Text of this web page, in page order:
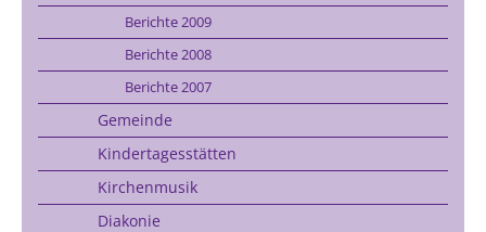
Berichte 2009
Berichte 2008
Berichte 2007
Gemeinde
Kindertagesstätten
Kirchenmusik
Diakonie